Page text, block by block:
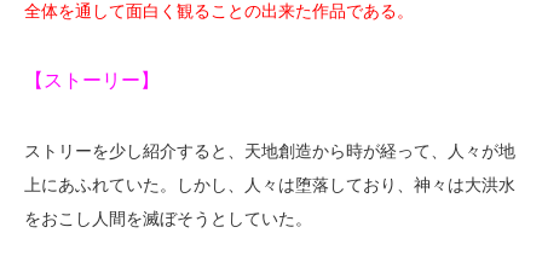
全体を通して面白く観ることの出来た作品である。
【ストーリー】
ストリーを少し紹介すると、天地創造から時が経って、人々が地
上にあふれていた。しかし、人々は堕落しており、神々は大洪水
をおこし人間を滅ぼそうとしていた。